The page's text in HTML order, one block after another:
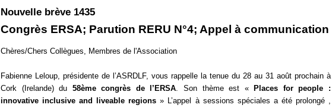
Nouvelle brève 1435
Congrès ERSA; Parution RERU N°4; Appel à communication
Chères/Chers Collègues, Membres de l'Association
Fabienne Leloup, présidente de l’ASRDLF, vous rappelle la tenue du 28 au 31 août prochain à
Cork (Irelande) du 58ème congrès de l’ERSA. Son thème est «
Places for people :
innovative inclusive and liveable regions » L’appel à sessions spéciales a été prolongé ,